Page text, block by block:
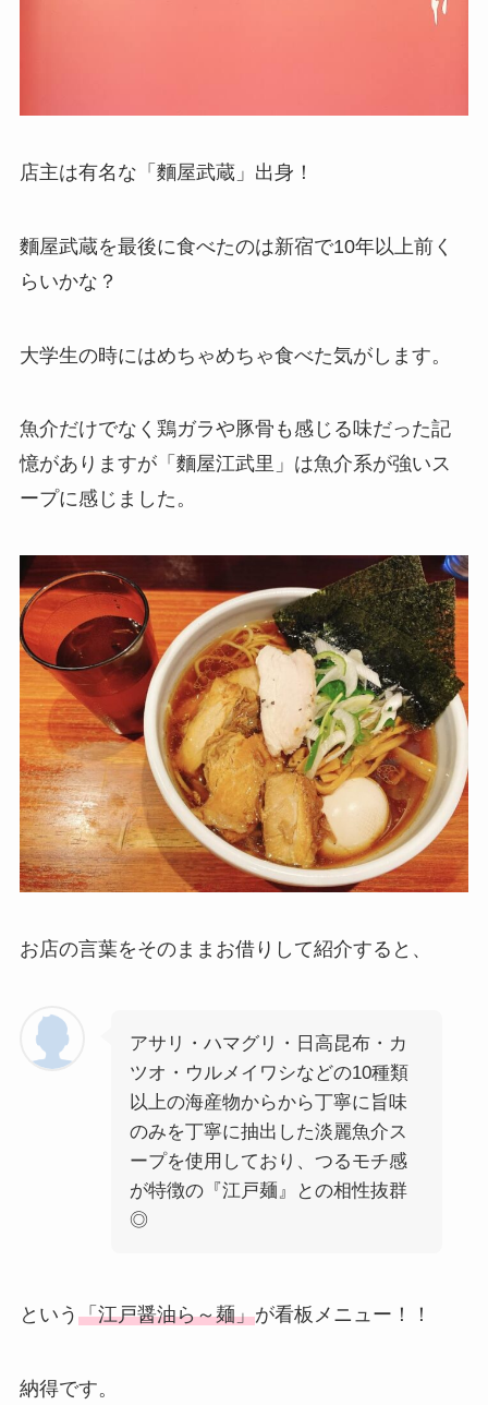
店主は有名な「麵屋武蔵」出身！
麵屋武蔵を最後に食べたのは新宿で10年以上前く
らいかな？
大学生の時にはめちゃめちゃ食べた気がします。
魚介だけでなく鶏ガラや豚骨も感じる味だった記
憶がありますが「麵屋江武里」は魚介系が強いス
ープに感じました。
お店の言葉をそのままお借りして紹介すると、
アサリ・ハマグリ・日高昆布・カ
ツオ・ウルメイワシなどの10種類
以上の海産物からから丁寧に旨味
のみを丁寧に抽出した淡麗魚介ス
ープを使用しており、つるモチ感
が特徴の『江戸麺』との相性抜群
◎
という 「江戸醤油ら～麺」が看板メニュー！！
納得です。